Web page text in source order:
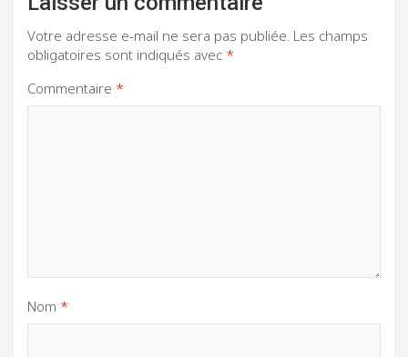
Votre adresse e-mail ne sera pas publiée. Les champs
obligatoires sont indiqués avec *
Commentaire *
Nom *